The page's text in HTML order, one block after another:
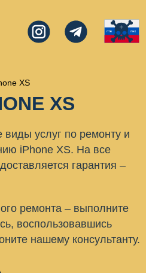
XS
XS
услуг по ремонту и
iPhone XS. На все
гарантия –
ремонта – выполните
воспользовавшись
нашему консультанту.